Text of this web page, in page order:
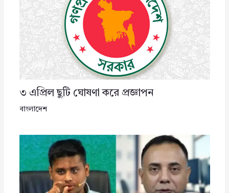
৩ এপ্রিল ছুটি ঘোষণা করে প্রজ্ঞাপন
বাংলাদেশ